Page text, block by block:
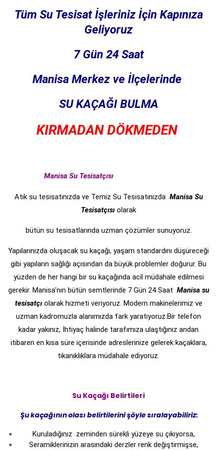
Tüm Su Tesisat İşleriniz İçin Kapınıza
Geliyoruz
7 Gün 24 Saat
Manisa Merkez ve İlçelerinde
SU KAÇAĞI BULMA
KIRMADAN DÖKMEDEN
Manisa Su Tesisatçısı
Atık su tesisatınızda ve Temiz Su Tesisatınızda Manisa Su
Tesisatçısı olarak
bütün su tesisatlarında uzman çözümler sunuyoruz.
Yapılarınızda oluşacak su kaçağı, yaşam standardını düşüreceği
gibi yapıların sağlığı açısından da büyük problemler doğurur. Bu
yüzden de her hangi bir su kaçağında acil müdahale edilmesi
gerekir. Manisa’nın bütün semtlerinde 7 Gün 24 Saat Manisa su
tesisatçı olarak hizmeti veriyoruz. Modern makinelerimiz ve
uzman kadromuzla alanımızda fark yaratıyoruz.Bir telefon
kadar yakınız, İhtiyaç halinde tarafımıza ulaştığınız andan
itibaren en kısa süre içerisinde adreslerinize gelerek kaçaklara,
tıkanıklıklara müdahale ediyoruz.
Su Kaçağı Belirtileri
Şu kaçağının olası belirtilerini şöyle sıralayabiliriz:
Kuruladığınız zeminden sürekli yüzeye su çıkıyorsa,
Seramiklerinizin arasındaki derzler renk değiştirmişse,